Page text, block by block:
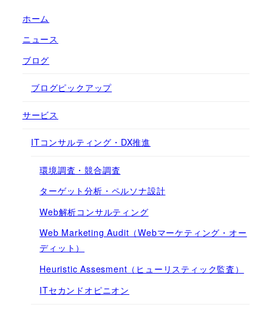
ホーム
ニュース
ブログ
ブログピックアップ
サービス
ITコンサルティング・DX推進
環境調査・競合調査
ターゲット分析・ペルソナ設計
Web解析コンサルティング
Web Marketing Audit（Webマーケティング・オー
ディット）
Heuristic Assesment（ヒューリスティック監査）
ITセカンドオピニオン